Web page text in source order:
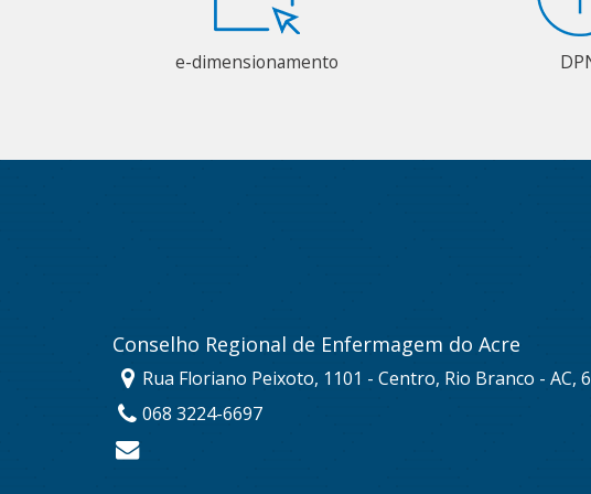
e-dimensionamento
Conselho Regional de Enfermagem do Acre
Rua Floriano Peixoto, 1101 - Centro, Rio Branco - AC,
068 3224-6697